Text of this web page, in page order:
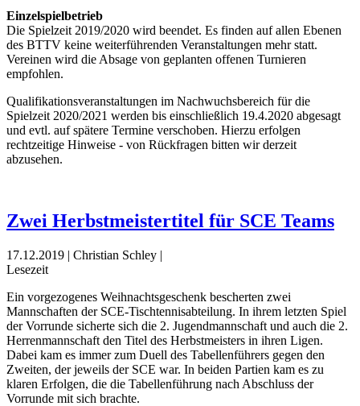
Einzelspielbetrieb
Die Spielzeit 2019/2020 wird beendet. Es finden auf allen Ebenen
des BTTV keine weiterführenden Veranstaltungen mehr statt.
Vereinen wird die Absage von geplanten offenen Turnieren
empfohlen.
Qualifikationsveranstaltungen im Nachwuchsbereich für die
Spielzeit 2020/2021 werden bis einschließlich 19.4.2020 abgesagt
und evtl. auf spätere Termine verschoben. Hierzu erfolgen
rechtzeitige Hinweise - von Rückfragen bitten wir derzeit
abzusehen.
Zwei Herbstmeistertitel für SCE Teams
17.12.2019 | Christian Schley |
Lesezeit
Ein vorgezogenes Weihnachtsgeschenk bescherten zwei
Mannschaften der SCE-Tischtennisabteilung. In ihrem letzten Spiel
der Vorrunde sicherte sich die 2. Jugendmannschaft und auch die 2.
Herrenmannschaft den Titel des Herbstmeisters in ihren Ligen.
Dabei kam es immer zum Duell des Tabellenführers gegen den
Zweiten, der jeweils der SCE war. In beiden Partien kam es zu
klaren Erfolgen, die die Tabellenführung nach Abschluss der
Vorrunde mit sich brachte.